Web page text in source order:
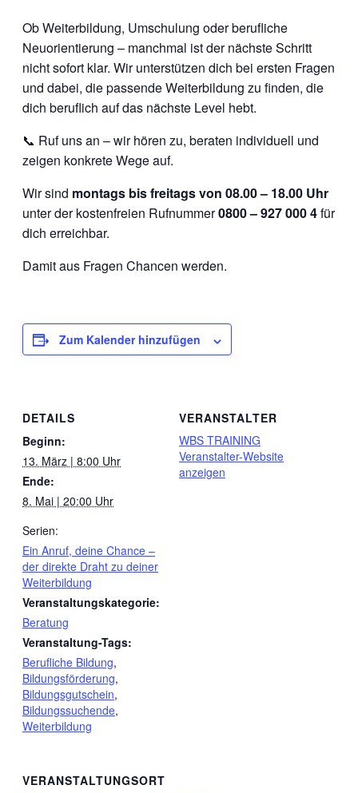
Ob Weiterbildung, Umschulung oder berufliche
Neuorientierung – manchmal ist der nächste Schritt
nicht sofort klar. Wir unterstützen dich bei ersten Fragen
und dabei, die passende Weiterbildung zu finden, die
dich beruflich auf das nächste Level hebt.
📞 Ruf uns an – wir hören zu, beraten individuell und
zeigen konkrete Wege auf.
Wir sind montags bis freitags von 08.00 – 18.00 Uhr
unter der kostenfreien Rufnummer0800 – 927 000 4für
dich erreichbar.
Damit aus Fragen Chancen werden.
Zum Kalender hinzufügen
DETAILS
Beginn:
13. März | 8:00 Uhr
Ende:
8. Mai | 20:00 Uhr
Serien:
Ein Anruf, deine Chance –
der direkte Draht zu deiner
Weiterbildung
Veranstaltungskategorie:
Beratung
Veranstaltung-Tags:
Berufliche Bildung,
Bildungsförderung,
Bildungsgutschein,
Bildungssuchende,
Weiterbildung
VERANSTALTER
WBS TRAINING
Veranstalter-Website
anzeigen
VERANSTALTUNGSORT